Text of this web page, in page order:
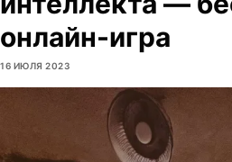
онлайн-игра
16 ИЮЛЯ 2023